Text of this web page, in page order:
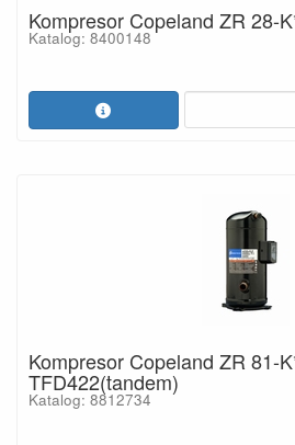
Kompresor Copeland ZR 28-
Katalog: 8400148
Kompresor Copeland ZR 81-
TFD422(tandem)
Katalog: 8812734